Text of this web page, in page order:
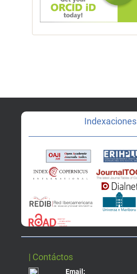
Indexaciones
| Contáctos
Email: